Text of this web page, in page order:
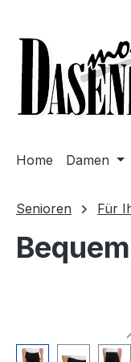
Hauptinhalt
Zur
Home Damen
Senioren Für
Bildergalerie